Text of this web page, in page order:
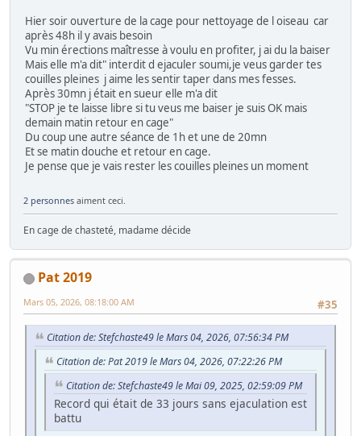
Hier soir ouverture de la cage pour nettoyage de l oiseau car
après 48h il y avais besoin
Vu min érections maîtresse à voulu en profiter, j ai du la baiser
Mais elle m'a dit" interdit d ejaculer soumi,je veus garder tes
couilles pleines j aime les sentir taper dans mes fesses.
Après 30mn j était en sueur elle m'a dit
"STOP je te laisse libre si tu veus me baiser je suis OK mais
demain matin retour en cage"
Du coup une autre séance de 1h et une de 20mn
Et se matin douche et retour en cage.
Je pense que je vais rester les couilles pleines un moment
2 personnes aiment ceci.
En cage de chasteté, madame décide
Pat 2019
#35
Mars 05, 2026, 08:18:00 AM
Citation de: Stefchaste49 le Mars 04, 2026, 07:56:34 PM
Citation de: Pat 2019 le Mars 04, 2026, 07:22:26 PM
Citation de: Stefchaste49 le Mai 09, 2025, 02:59:09 PM
Record qui était de 33 jours sans ejaculation est
battu